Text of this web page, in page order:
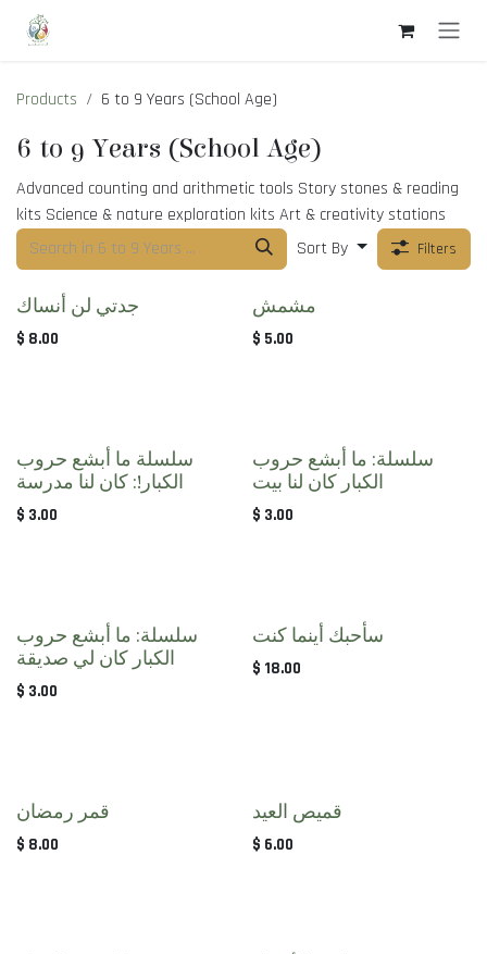
Skip to Content
Products 6 to 9 Years (School Age)
6 to 9 Years (School Age)
Advanced counting and arithmetic tools Story stones & reading
kits Science & nature exploration kits Art & creativity stations
Sort By
Filters
جدتي لن أنساك
$ 8.00
مشمش
$ 5.00
سلسلة ما أبشع حروب
الكبار!: كان لنا مدرسة
$ 3.00
سلسلة: ما أبشع حروب
الكبار كان لنا بيت
$ 3.00
سلسلة: ما أبشع حروب
الكبار كان لي صديقة
$ 3.00
سأحبك أينما كنت
$ 18.00
قمر رمضان
$ 8.00
قميص العيد
$ 6.00